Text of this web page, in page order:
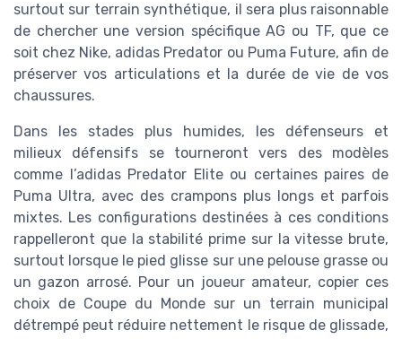
surtout sur terrain synthétique, il sera plus raisonnable
de chercher une version spécifique AG ou TF, que ce
soit chez Nike, adidas Predator ou Puma Future, afin de
préserver vos articulations et la durée de vie de vos
chaussures.
Dans les stades plus humides, les défenseurs et
milieux défensifs se tourneront vers des modèles
comme l’adidas Predator Elite ou certaines paires de
Puma Ultra, avec des crampons plus longs et parfois
mixtes. Les configurations destinées à ces conditions
rappelleront que la stabilité prime sur la vitesse brute,
surtout lorsque le pied glisse sur une pelouse grasse ou
un gazon arrosé. Pour un joueur amateur, copier ces
choix de Coupe du Monde sur un terrain municipal
détrempé peut réduire nettement le risque de glissade,